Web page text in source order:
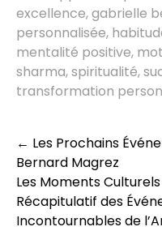
excellence,gabrielle
personnalisée,
mentalité positive,
sharma,spiritualité,
transformation
Post
navigation
← Les Prochains
Bernard Magrez
Les Moments Culturels
Récapitulatif des
Incontournables de